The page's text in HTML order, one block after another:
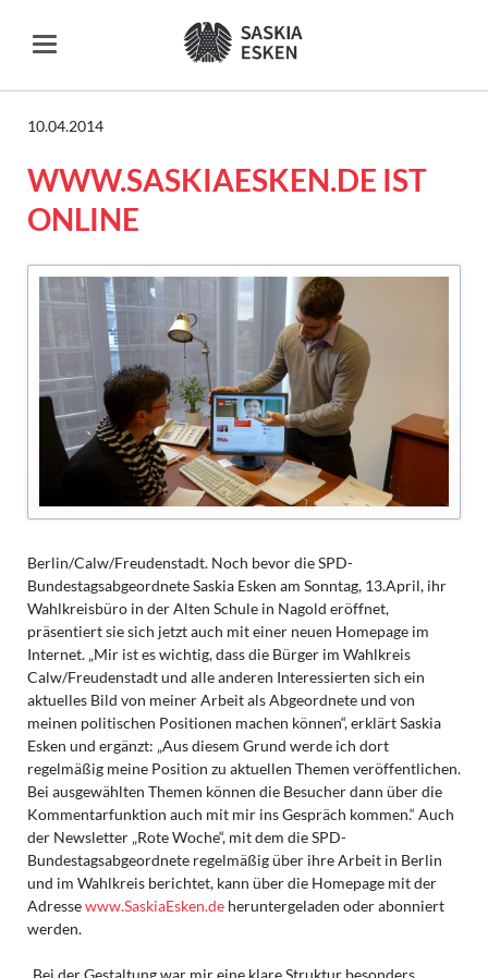
10.04.2014
WWW.SASKIAESKEN.DE IST
ONLINE
Berlin/Calw/Freudenstadt. Noch bevor die SPD-
Bundestagsabgeordnete Saskia Esken am Sonntag, 13.April, ihr
Wahlkreisbüro in der Alten Schule in Nagold eröffnet,
präsentiert sie sich jetzt auch mit einer neuen Homepage im
Internet. „Mir ist es wichtig, dass die Bürger im Wahlkreis
Calw/Freudenstadt und alle anderen Interessierten sich ein
aktuelles Bild von meiner Arbeit als Abgeordnete und von
meinen politischen Positionen machen können“, erklärt Saskia
Esken und ergänzt: „Aus diesem Grund werde ich dort
regelmäßig meine Position zu aktuellen Themen veröffentlichen.
Bei ausgewählten Themen können die Besucher dann über die
Kommentarfunktion auch mit mir ins Gespräch kommen.“ Auch
der Newsletter „Rote Woche“, mit dem die SPD-
Bundestagsabgeordnete regelmäßig über ihre Arbeit in Berlin
und im Wahlkreis berichtet, kann über die Homepage mit der
Adressewww.SaskiaEsken.deheruntergeladen oder abonniert
werden.
„Bei der Gestaltung war mir eine klare Struktur besonders